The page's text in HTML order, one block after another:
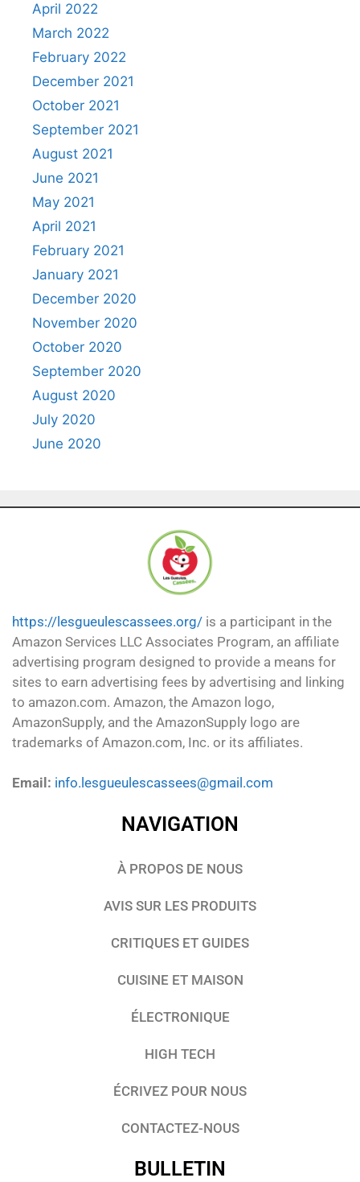
April 2022
March 2022
February 2022
December 2021
October 2021
September 2021
August 2021
June 2021
May 2021
April 2021
February 2021
January 2021
December 2020
November 2020
October 2020
September 2020
August 2020
July 2020
June 2020
https://lesgueulescassees.org/ is a participant in the
Amazon Services LLC Associates Program, an affiliate
advertising program designed to provide a means for
sites to earn advertising fees by advertising and linking
to amazon.com. Amazon, the Amazon logo,
AmazonSupply, and the AmazonSupply logo are
trademarks of Amazon.com, Inc. or its affiliates.
Email: info.lesgueulescassees@gmail.com
NAVIGATION
À PROPOS DE NOUS
AVIS SUR LES PRODUITS
CRITIQUES ET GUIDES
CUISINE ET MAISON
ÉLECTRONIQUE
HIGH TECH
ÉCRIVEZ POUR NOUS
CONTACTEZ-NOUS
BULLETIN